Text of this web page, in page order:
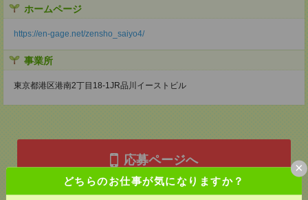
どちらのお仕事が気になりますか？
×
ホームページ
https://en-gage.net/zensho_saiyo4/
事業所
東京都港区港南2丁目18-1JR品川イーストビル
応募ページへ